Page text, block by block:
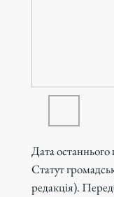
Дата
Статут
редакція).